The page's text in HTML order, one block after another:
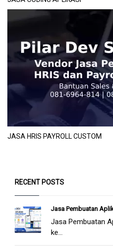
JASA HRIS PAYROLL CUSTOM
RECENT POSTS
Jasa Pembuatan
Jasa Pembuatan
ke...